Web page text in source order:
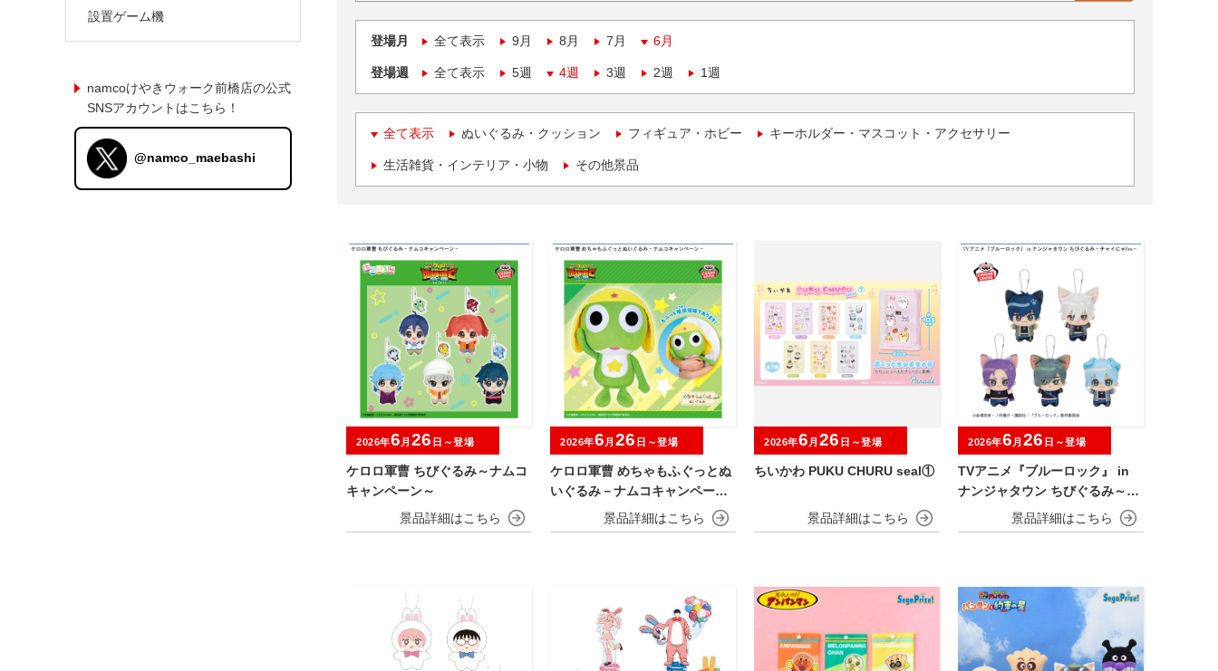
登場月 全て表示 9月 8月 7月 6月
登場週 全て表示 5週 4週 3週 2週 1週
全て表示 ぬいぐるみ・クッション フィギュア・ホビー キーホルダー・マスコット・アクセサリー
生活雑貨・インテリア・小物 その他景品
ケロロ軍曹 ちびぐるみ～ナムコ
キャンペーン～
2026年6 月 26 日～登場
ケロロ軍曹 めちゃもふぐっとぬ
いぐるみ－ナムコキャンペーン
2026年6 月 26 日～登場
ちいかわ PUKU CHURU seal①
2026年6 月 26 日～登場
TVアニメ『ブルーロック』 in
ナンジャタウン ちびぐるみ～チ
ャイにゃFes～
2026年6 月 26 日～登場
設置ゲーム機
namcoけやきウォーク前橋店の公式
SNSアカウントはこちら！
@namco_maebashi